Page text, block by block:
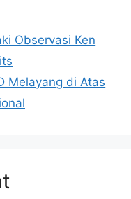
Observasi Ken
Melayang di Atas